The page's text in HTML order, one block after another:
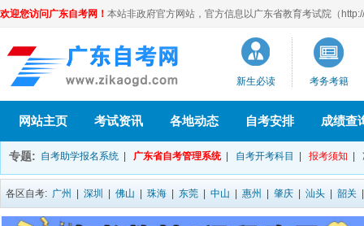
欢迎您访问广东自考网！ 本站非政府官方网站，官方信息以广东省教育考试院（
新生必读 考务考籍
网站主页 考试资讯 各地动态 自考安排 成绩查
专题: 自考助学报名系统 广东省自考管理系统 自考开考科目 报考须知
各区自考: 广州 深圳 佛山 珠海 东莞 中山 惠州 肇庆 汕头 韶关